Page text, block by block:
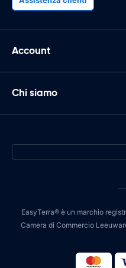
Account
Chi siamo
EasyTerra® è un marchio
Camera di Commercio